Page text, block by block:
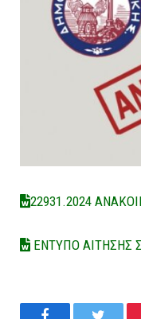
22931.2024
ΕΝΤΥΠΟ ΑΙΤΗΣΗΣ